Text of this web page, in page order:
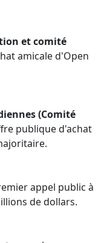
et comité
amicale d'Open
(Comité
publique d'achat
appel public à
de dollars.